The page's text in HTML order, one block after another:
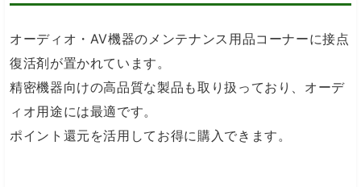
オーディオ・AV機器のメンテナンス用品コーナーに接点
復活剤が置かれています。
精密機器向けの高品質な製品も取り扱っており、オーデ
ィオ用途には最適です。
ポイント還元を活用してお得に購入できます。